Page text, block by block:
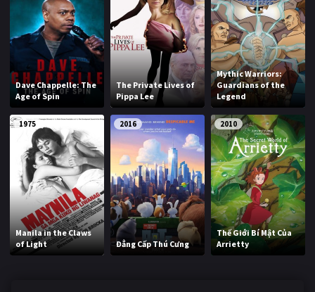
Dave Chappelle: The
Age of Spin
The Private Lives of
Pippa Lee
Mythic Warriors:
Guardians of the
Legend
1975
Manila in the Claws
of Light
2016
Đẳng Cấp Thú Cưng
2010
Thế Giới Bí Mật Của
Arrietty